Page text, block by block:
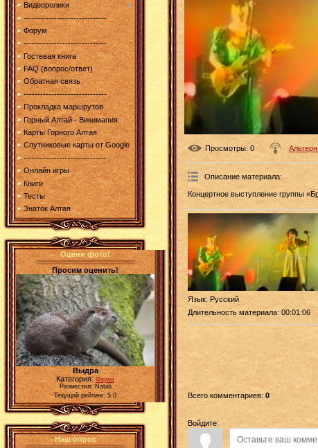
Видеоролики
------------------------------
Форум
------------------------------
Гостевая книга
FAQ (вопрос/ответ)
Обратная связь
------------------------------
Прокладка маршрутов
Горный Алтай - Викимапия
Карты Горного Алтая
Спутниковые карты от Google
------------------------------
Онлайн игры
Книги
Тесты
Знаток Алтая
Оцени фото!
Просим оценить!
Выдра
Категория: Фауна
Разместил: Natali
Текущий рейтинг: 5.0
Наш опрос
Просмотры: 0
Описание материала:
Концертное выступление группы
Язык: Русский
Длительность материала: 00:01:06
Всего комментариев: 0
Войдите: